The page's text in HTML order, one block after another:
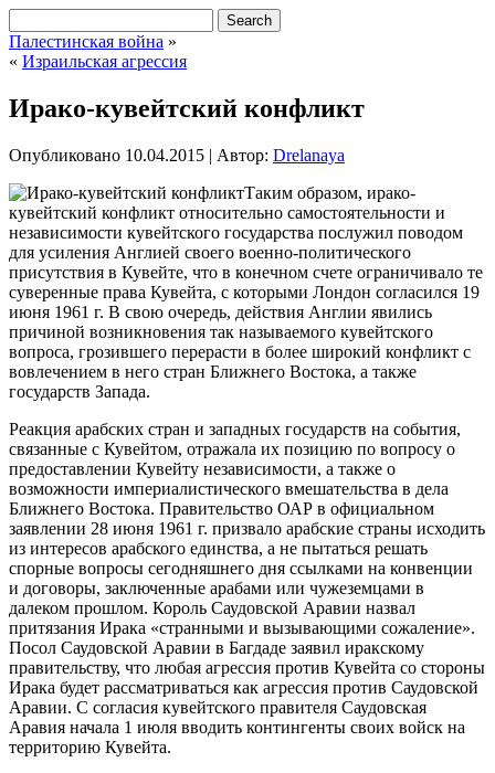
Палестинская война »
« Израильская агрессия
Ирако-кувейтский конфликт
Опубликовано 10.04.2015 | Автор: Drelanaya
Таким образом, ирако-
кувейтский конфликт относительно самостоятельности и
независимости кувейтского государства послужил поводом
для усиления Англией своего военно-политического
присутствия в Кувейте, что в конечном счете ограничивало те
суверенные права Кувейта, с которыми Лондон согласился 19
июня 1961 г. В свою очередь, действия Англии явились
причиной возникновения так называемого кувейтского
вопроса, грозившего перерасти в более широкий конфликт с
вовлечением в него стран Ближнего Востока, а также
государств Запада.
Реакция арабских стран и западных государств на события,
связанные с Кувейтом, отражала их позицию по вопросу о
предоставлении Кувейту независимости, а также о
возможности империалистического вмешательства в дела
Ближнего Востока. Правительство ОАР в официальном
заявлении 28 июня 1961 г. призвало арабские страны исходить
из интересов арабского единства, а не пытаться решать
спорные вопросы сегодняшнего дня ссылками на конвенции
и договоры, заключенные арабами или чужеземцами в
далеком прошлом. Король Саудовской Аравии назвал
притязания Ирака «странными и вызывающими сожаление».
Посол Саудовской Аравии в Багдаде заявил иракскому
правительству, что любая агрессия против Кувейта со стороны
Ирака будет рассматриваться как агрессия против Саудовской
Аравии. С согласия кувейтского правителя Саудовская
Аравия начала 1 июля вводить контингенты своих войск на
территорию Кувейта.